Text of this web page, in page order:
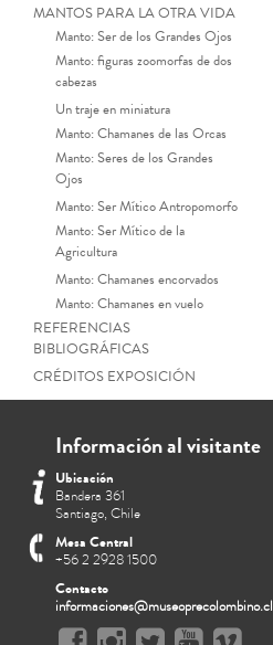
MANTOS PARA LA OTRA VIDA
Manto: Ser de los Grandes Ojos
Manto: figuras zoomorfas de dos
cabezas
Un traje en miniatura
Manto: Chamanes de las Orcas
Manto: Seres de los Grandes
Ojos
Manto: Ser Mítico Antropomorfo
Manto: Ser Mítico de la
Agricultura
Manto: Chamanes encorvados
Manto: Chamanes en vuelo
REFERENCIAS
BIBLIOGRÁFICAS
CRÉDITOS EXPOSICIÓN
Información al visitante
Ubicación
Bandera 361
Santiago, Chile
Mesa Central
+56 2 2928 1500
Contacto
informaciones@museoprecolombino.cl